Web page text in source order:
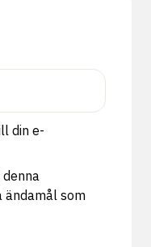
din e-
som